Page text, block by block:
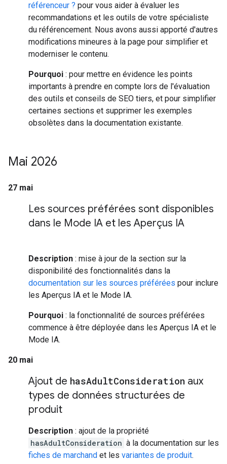
référenceur ? pour vous aider à évaluer les
recommandations et les outils de votre spécialiste
du référencement. Nous avons aussi apporté d'autres
modifications mineures à la page pour simplifier et
moderniser le contenu.
Pourquoi : pour mettre en évidence les points
importants à prendre en compte lors de l'évaluation
des outils et conseils de SEO tiers, et pour simplifier
certaines sections et supprimer les exemples
obsolètes dans la documentation existante.
Mai 2026
27 mai
Les sources préférées sont disponibles
dans le Mode IA et les Aperçus IA
Description : mise à jour de la section sur la
disponibilité des fonctionnalités dans la
documentation sur les sources préférées pour inclure
les Aperçus IA et le Mode IA.
Pourquoi : la fonctionnalité de sources préférées
commence à être déployée dans les Aperçus IA et le
Mode IA.
20 mai
Ajout de hasAdultConsideration aux
types de données structurées de
produit
Description : ajout de la propriété
hasAdultConsideration à la documentation sur les
fiches de marchand et les variantes de produit.